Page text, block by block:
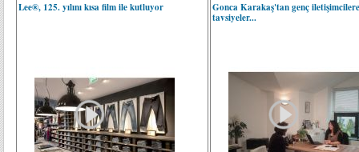
Lee®, 125. yılını kısa film ile kutluyor
Gonca Karakaş'tan genç
tavsiyeler...